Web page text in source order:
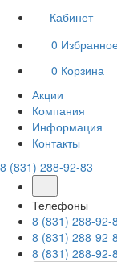
Кабинет
0
0 Корзина
Акции
Компания
Информация
Контакты
8 (831) 288-92-83
Телефоны
8 (831) 288-92-
8 (831) 288-92-
8 (831) 288-92-